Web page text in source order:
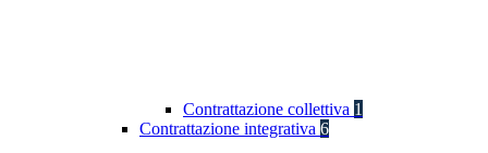
Contrattazione collettiva 1
Contrattazione integrativa 6